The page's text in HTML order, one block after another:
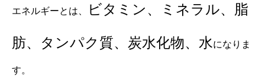
エネルギーとは、 ビタミン、ミネラル、脂
肪、タンパク質、炭水化物、水になりま
す。